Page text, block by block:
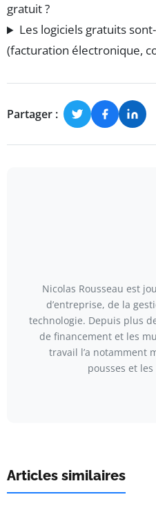
gratuit ?
Les logiciels gratuits
(facturation électronique,
Partager :
Nicolas Rousseau est
d’entreprise, de la
technologie. Depuis plus
de financement et les
travail l’a notamment
pousses et
Articles similaires